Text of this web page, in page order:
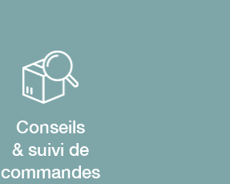
Conseils
& suivi de
commandes